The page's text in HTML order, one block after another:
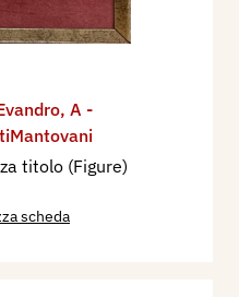
, A -
titolo (Figure)
scheda